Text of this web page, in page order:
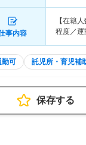
事内容
【在籍
程度／
勤可 託児所・育児補
保存する